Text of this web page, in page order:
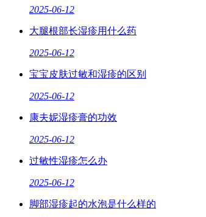
2025-06-12
大腿根部长湿疹用什么药
2025-06-12
宝宝皮肤过敏和湿疹的区别
2025-06-12
康夫妮湿疹膏的功效
2025-06-12
过敏性湿疹怎么办
2025-06-12
脚部湿疹起的水泡是什么样的